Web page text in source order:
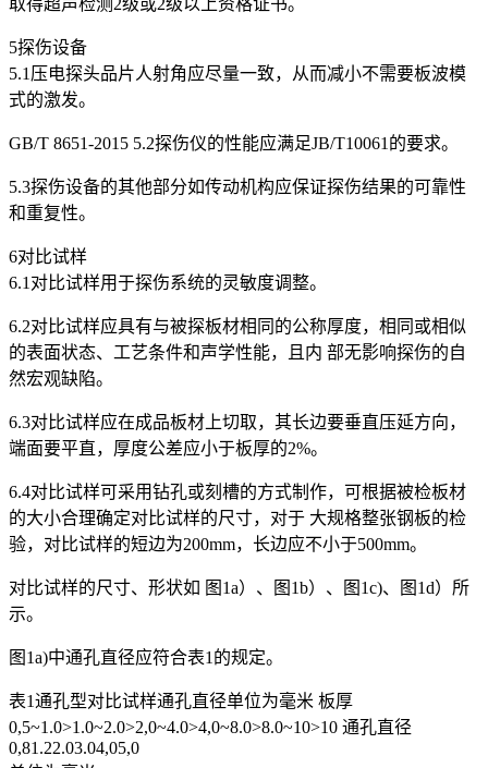
取得超声检测2级或2级以上资格证书。
5探伤设备
5.1压电探头品片人射角应尽量一致，从而减小不需要板波模
式的激发。
GB/T 8651-2015 5.2探伤仪的性能应满足JB/T10061的要求。
5.3探伤设备的其他部分如传动机构应保证探伤结果的可靠性
和重复性。
6对比试样
6.1对比试样用于探伤系统的灵敏度调整。
6.2对比试样应具有与被探板材相同的公称厚度，相同或相似
的表面状态、工艺条件和声学性能，且内 部无影响探伤的自
然宏观缺陷。
6.3对比试样应在成品板材上切取，其长边要垂直压延方向，
端面要平直，厚度公差应小于板厚的2%。
6.4对比试样可采用钻孔或刻槽的方式制作，可根据被检板材
的大小合理确定对比试样的尺寸，对于 大规格整张钢板的检
验，对比试样的短边为200mm，长边应不小于500mm。
对比试样的尺寸、形状如 图1a）、图1b）、图1c)、图1d）所
示。
图1a)中通孔直径应符合表1的规定。
表1通孔型对比试样通孔直径单位为毫米 板厚
0,5~1.0>1.0~2.0>2,0~4.0>4,0~8.0>8.0~10>10 通孔直径
0,81.22.03.04,05,0